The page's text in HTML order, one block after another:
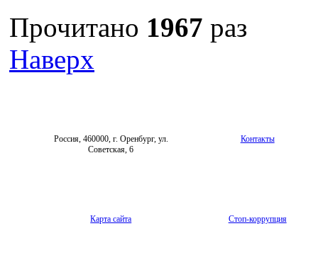
Прочитано 1967 раз
Наверх
Россия, 460000, г. Оренбург, ул.
Советская, 6
Контакты
Карта сайта Стоп-коррупция